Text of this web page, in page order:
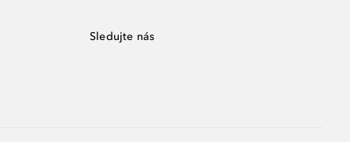
Sledujte nás